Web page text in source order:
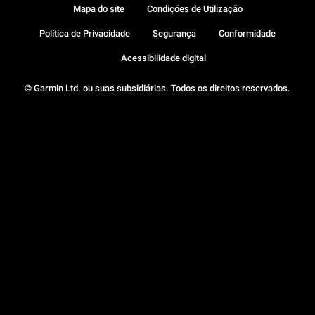
© Garmin Ltd. ou suas subsidiárias. Todos os direitos reservados.
Mapa do site Condições de Utilização
Política de Privacidade Segurança Conformidade
Acessibilidade digital